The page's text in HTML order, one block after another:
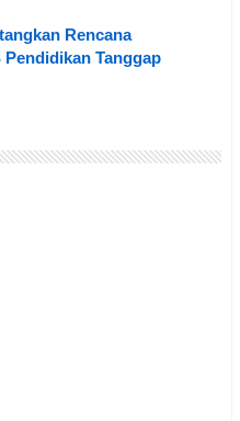
Rencana
Pendidikan Tanggap